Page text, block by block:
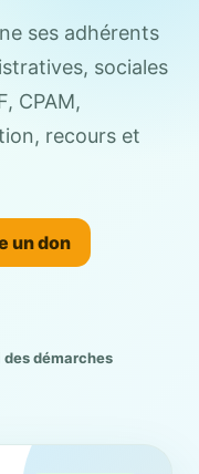
ses adhérents
sociales
CPAM,
recours et
un don
démarches